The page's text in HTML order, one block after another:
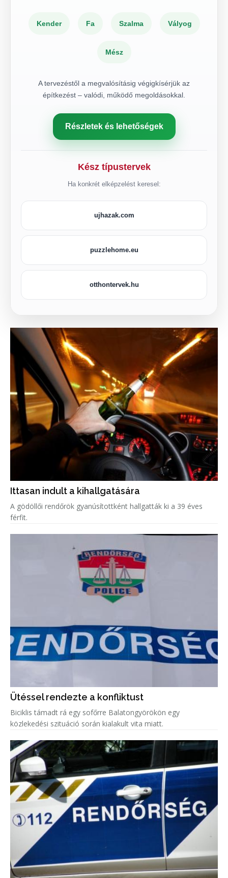
Kender Fa Szalma Vályog
Mész
A tervezéstől a megvalósításig végigkísérjük az
építkezést – valódi, működő megoldásokkal.
Részletek és lehetőségek
Kész típustervek
Ha konkrét elképzelést keresel:
ujhazak.com
puzzlehome.eu
otthontervek.hu
Ittasan indult a kihallgatására
A gödöllői rendőrök gyanúsítottként hallgatták ki a 39 éves
férfit.
Ütéssel rendezte a konfliktust
Biciklis támadt rá egy sofőrre Balatongyörökön egy
közlekedési szituáció során kialakult vita miatt.